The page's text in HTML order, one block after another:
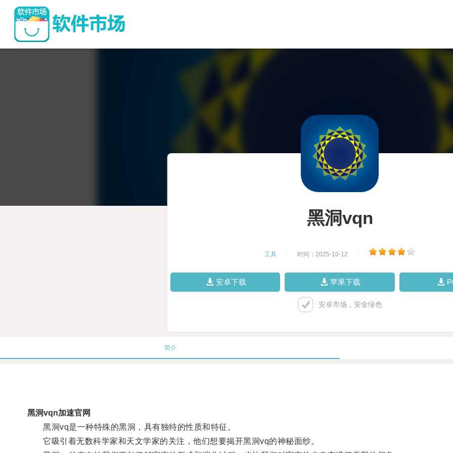
黑洞vqn
工具 时间：2025-10-12
安卓下载 苹果下载
安卓市场，安全绿色
简介
黑洞vqn加速官网
黑洞vq是一种特殊的黑洞，具有独特的性质和特征。
它吸引着无数科学家和天文学家的关注，他们想要揭开黑洞vq的神秘面纱。